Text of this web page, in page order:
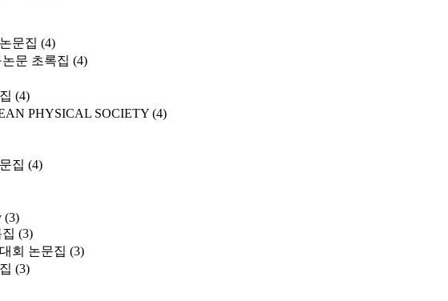
문집 (4)
문 초록집 (4)
(4)
PHYSICAL SOCIETY (4)
집 (4)
(3)
(3)
회 논문집 (3)
(3)